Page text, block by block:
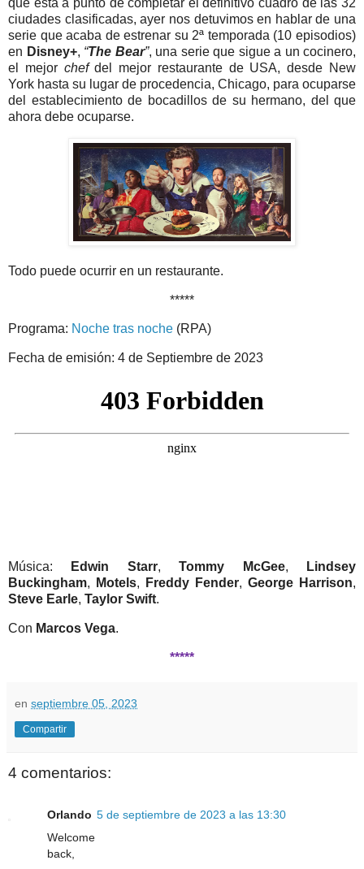
que está a punto de completar el definitivo cuadro de las 32
ciudades clasificadas, ayer nos detuvimos en hablar de una
serie que acaba de estrenar su 2ª temporada (10 episodios)
en Disney+, “The Bear”, una serie que sigue a un cocinero,
el mejor chefdel mejor restaurante de USA, desde New
York hasta su lugar de procedencia, Chicago, para ocuparse
del establecimiento de bocadillos de su hermano, del que
ahora debe ocuparse.
Todo puede ocurrir en un restaurante.
*****
Programa: Noche tras noche (RPA)
Fecha de emisión: 4 de Septiembre de 2023
Música: Edwin Starr,Tommy McGee,
Lindsey
Buckingham, Motels, Freddy Fender, George Harrison,
Steve Earle, Taylor Swift.
Con Marcos Vega.
*****
en septiembre 05, 2023
Compartir
4 comentarios:
Orlando 5 de septiembre de 2023 a las 13:30
Welcome
back,